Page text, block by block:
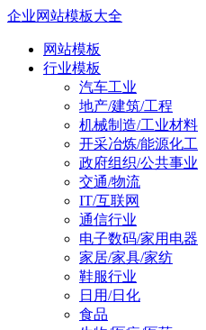
企业网站模板大全
网站模板
行业模板
汽车工业
地产/建筑/工程
机械制造/工业材料
开采冶炼/能源化工
政府组织/公共事业
交通/物流
IT/互联网
通信行业
电子数码/家用电器
家居/家具/家纺
鞋服行业
日用/日化
食品